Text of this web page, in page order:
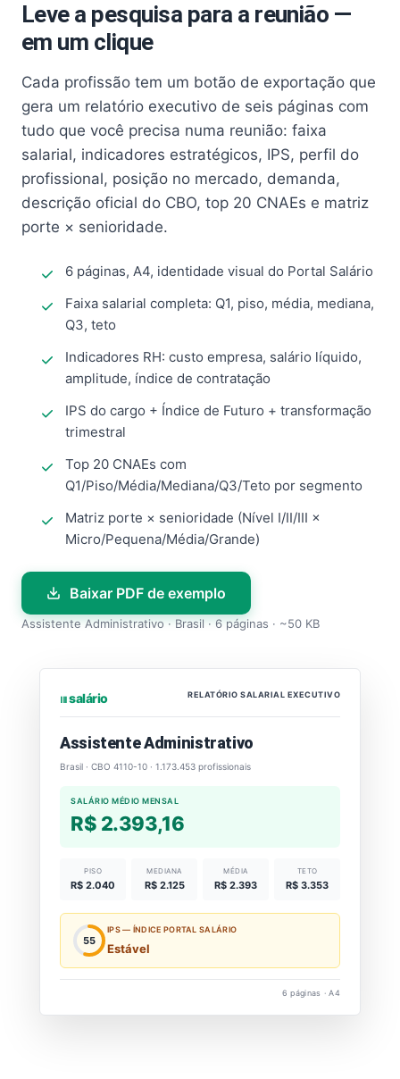
Leve a pesquisa para a reunião —
em um clique
Cada profissão tem um botão de exportação que
gera um relatório executivo de seis páginas com
tudo que você precisa numa reunião: faixa
salarial, indicadores estratégicos, IPS, perfil do
profissional, posição no mercado, demanda,
descrição oficial do CBO, top 20 CNAEs e matriz
porte × senioridade.
6 páginas, A4, identidade visual do Portal Salário
Faixa salarial completa: Q1, piso, média, mediana,
Q3, teto
Indicadores RH: custo empresa, salário líquido,
amplitude, índice de contratação
IPS do cargo + Índice de Futuro + transformação
trimestral
Top 20 CNAEs com
Q1/Piso/Média/Mediana/Q3/Teto por segmento
Matriz porte × senioridade (Nível I/II/III ×
Micro/Pequena/Média/Grande)
Baixar PDF de exemplo
Assistente Administrativo · Brasil · 6 páginas · ~50 KB
⏐⏐⏐ salário RELATÓRIO SALARIAL EXECUTIVO
Assistente Administrativo
Brasil · CBO 4110-10 · 1.173.453 profissionais
SALÁRIO MÉDIO MENSAL
R$ 2.393,16
PISO
R$ 2.040
MEDIANA
R$ 2.125
MÉDIA
R$ 2.393
TETO
R$ 3.353
55
IPS — ÍNDICE PORTAL SALÁRIO
Estável
6 páginas · A4